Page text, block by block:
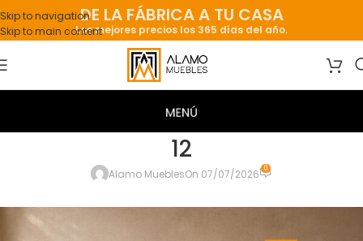
Skip to navigation
Skip to main content
DE LA FÁBRICA A TU CASA
Los mejores precios los 365 días del año.
12
Alamo MueblesOn 07/07/2026 0